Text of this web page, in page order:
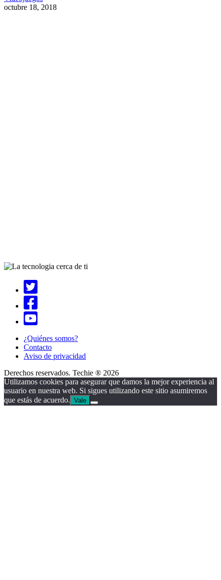
octubre 18, 2018
¿Quiénes somos?
Contacto
Aviso de privacidad
Derechos reservados. Techie ® 2026
Utilizamos cookies para asegurar que damos la mejor experiencia al
usuario en nuestra web. Si sigues utilizando este sitio asumiremos
que estás de acuerdo. Vale